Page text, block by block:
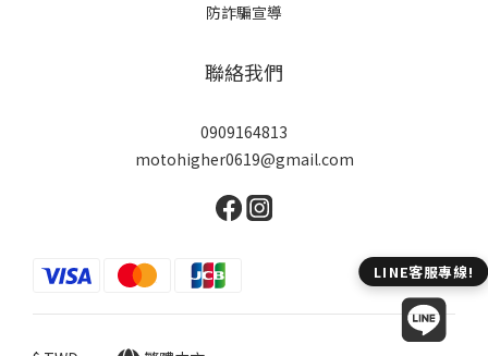
防詐騙宣導
聯絡我們
0909164813
motohigher0619@gmail.com